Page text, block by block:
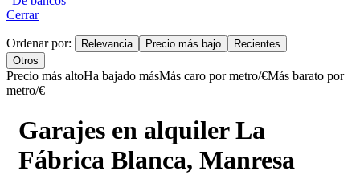
Cerrar
Ordenar por: Relevancia Precio más bajo
Recientes
Otros
Precio más altoHa bajado másMás caro por metro/€Más barato por
metro/€
Garajes en alquiler La
Fábrica Blanca, Manresa